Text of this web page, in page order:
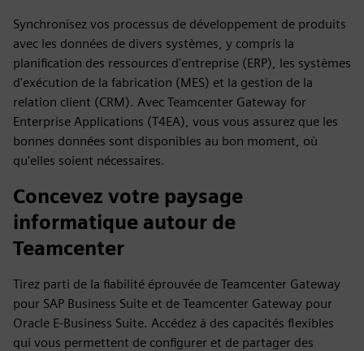
Synchronisez vos processus de développement de produits
avec les données de divers systèmes, y compris la
planification des ressources d'entreprise (ERP), les systèmes
d'exécution de la fabrication (MES) et la gestion de la
relation client (CRM). Avec Teamcenter Gateway for
Enterprise Applications (T4EA), vous vous assurez que les
bonnes données sont disponibles au bon moment, où
qu'elles soient nécessaires.
Concevez votre paysage
informatique autour de
Teamcenter
Tirez parti de la fiabilité éprouvée de Teamcenter Gateway
pour SAP Business Suite et de Teamcenter Gateway pour
Oracle E-Business Suite. Accédez à des capacités flexibles
qui vous permettent de configurer et de partager des